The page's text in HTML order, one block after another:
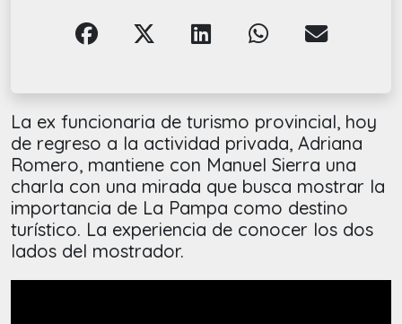
La ex funcionaria de turismo provincial, hoy
de regreso a la actividad privada, Adriana
Romero, mantiene con Manuel Sierra una
charla con una mirada que busca mostrar la
importancia de La Pampa como destino
turístico. La experiencia de conocer los dos
lados del mostrador.